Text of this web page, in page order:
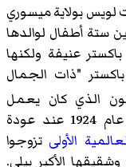
بولاية ميسوري
أطفال لوالدها
عنيفة ولكنها
"ذات الجمال
كان يعمل
اختصاصي تغذية وطهي الطعام، وفي عام 1924 عند عودة
الأولى تزوجوا
الأكبر بيلي.